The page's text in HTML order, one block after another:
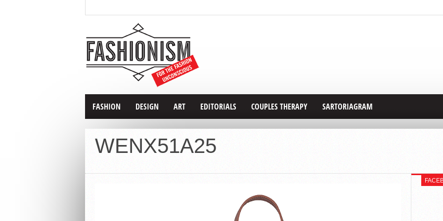
FASHION DESIGN ART EDITORIALS COUPLES THERAPY SARTORIAGRAM
WENX51A25